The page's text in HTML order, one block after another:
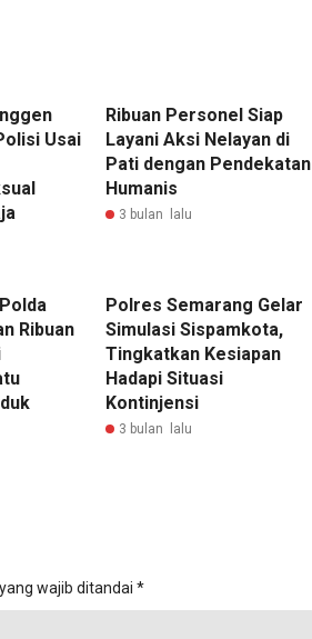
Usai
Ribuan Personel Siap
Layani Aksi Nelayan di
Pati dengan Pendekatan
Humanis
3 bulan lalu
Ribuan
Polres Semarang Gelar
Simulasi Sispamkota,
Tingkatkan Kesiapan
Hadapi Situasi
Kontinjensi
3 bulan lalu
wajib ditandai *